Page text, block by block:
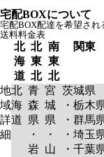
宅配BOXについて
宅配BOX配達を希望され
送料料金表
北
海
道
北
東
北
南
東
北
関東
地
域
詳
細
北
海
道
青
森
県
・
岩
宮
城
県
・
山
茨城県
・栃木
・群馬
・埼玉
・千葉